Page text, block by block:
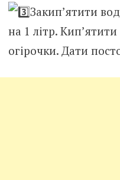
Закип’ятити
на 1 літр.
огірочки. Дати